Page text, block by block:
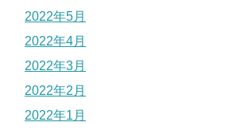
2022年5月
2022年4月
2022年3月
2022年2月
2022年1月